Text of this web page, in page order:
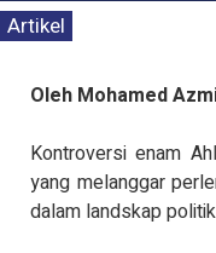
Artikel
Oleh Mohamed
Kontroversi enam
yang melanggar
dalam landskap